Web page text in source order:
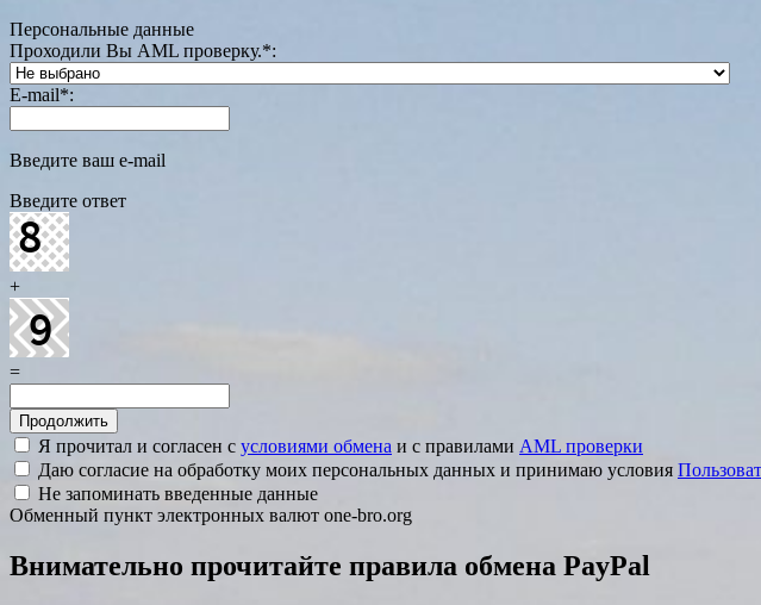
Персональные данные
Проходили Вы AML проверку.*:
E-mail*:
Введите ваш e-mail
Введите ответ
+
=
Я прочитал и согласен с условиями обмена и с правилами AML проверки
Даю согласие на обработку моих персональных данных и принимаю условия
Не запоминать введенные данные
Обменный пункт электронных валют one-bro.org
Внимательно прочитайте правила обмена PayPal